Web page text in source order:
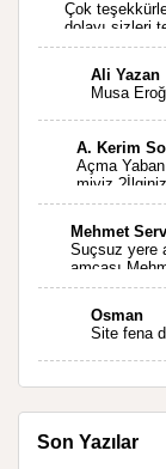
Çok
dolayı sizleri
geçti ise ne
Ali Yazan
Musa
A. Kerim
Açma
miyiz
Mehmet
Suçsuz yere
amcası
Kahrolsun
Osman
Site fena
Son Yazılar